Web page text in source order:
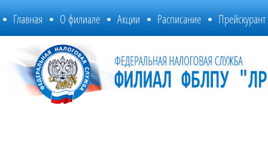
Главная О филиале Акции Расписание Прейскурант